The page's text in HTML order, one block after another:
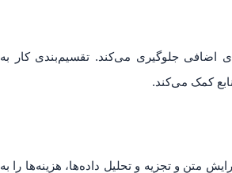
اضافی جلوگیری می‌کند. تقسیم‌بندی کار به
کمک می‌کند.
متن و تجزیه و تحلیل داده‌ها، هزینه‌ها را به